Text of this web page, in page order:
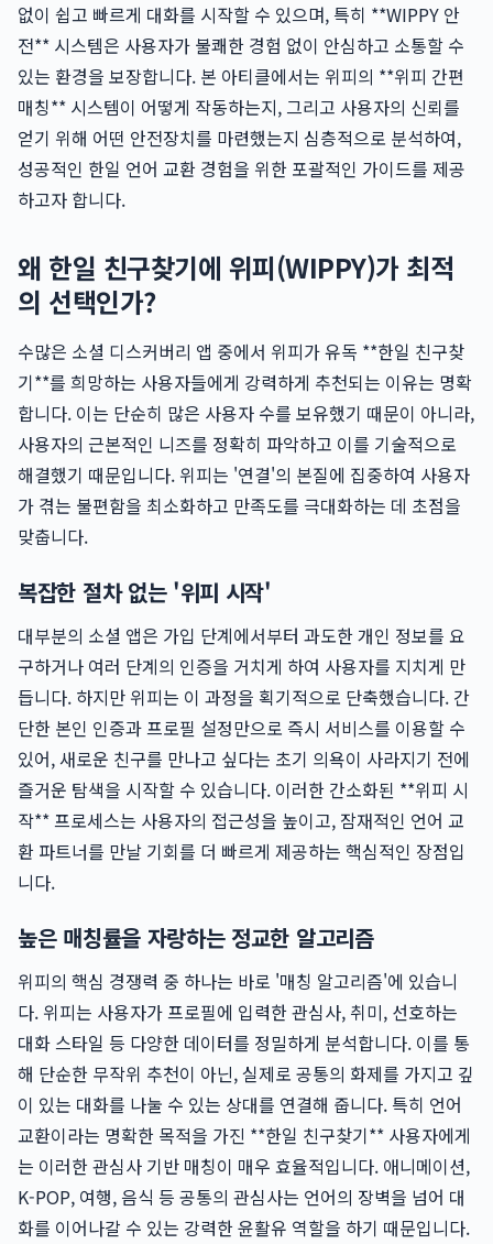
없이 쉽고 빠르게 대화를 시작할 수 있으며, 특히 **WIPPY 안
전** 시스템은 사용자가 불쾌한 경험 없이 안심하고 소통할 수
있는 환경을 보장합니다. 본 아티클에서는 위피의 **위피 간편
매칭** 시스템이 어떻게 작동하는지, 그리고 사용자의 신뢰를
얻기 위해 어떤 안전장치를 마련했는지 심층적으로 분석하여,
성공적인 한일 언어 교환 경험을 위한 포괄적인 가이드를 제공
하고자 합니다.
왜 한일 친구찾기에 위피(WIPPY)가 최적
의 선택인가?
수많은 소셜 디스커버리 앱 중에서 위피가 유독 **한일 친구찾
기**를 희망하는 사용자들에게 강력하게 추천되는 이유는 명확
합니다. 이는 단순히 많은 사용자 수를 보유했기 때문이 아니라,
사용자의 근본적인 니즈를 정확히 파악하고 이를 기술적으로
해결했기 때문입니다. 위피는 '연결'의 본질에 집중하여 사용자
가 겪는 불편함을 최소화하고 만족도를 극대화하는 데 초점을
맞춥니다.
복잡한 절차 없는 '위피 시작'
대부분의 소셜 앱은 가입 단계에서부터 과도한 개인 정보를 요
구하거나 여러 단계의 인증을 거치게 하여 사용자를 지치게 만
듭니다. 하지만 위피는 이 과정을 획기적으로 단축했습니다. 간
단한 본인 인증과 프로필 설정만으로 즉시 서비스를 이용할 수
있어, 새로운 친구를 만나고 싶다는 초기 의욕이 사라지기 전에
즐거운 탐색을 시작할 수 있습니다. 이러한 간소화된 **위피 시
작** 프로세스는 사용자의 접근성을 높이고, 잠재적인 언어 교
환 파트너를 만날 기회를 더 빠르게 제공하는 핵심적인 장점입
니다.
높은 매칭률을 자랑하는 정교한 알고리즘
위피의 핵심 경쟁력 중 하나는 바로 '매칭 알고리즘'에 있습니
다. 위피는 사용자가 프로필에 입력한 관심사, 취미, 선호하는
대화 스타일 등 다양한 데이터를 정밀하게 분석합니다. 이를 통
해 단순한 무작위 추천이 아닌, 실제로 공통의 화제를 가지고 깊
이 있는 대화를 나눌 수 있는 상대를 연결해 줍니다. 특히 언어
교환이라는 명확한 목적을 가진 **한일 친구찾기** 사용자에게
는 이러한 관심사 기반 매칭이 매우 효율적입니다. 애니메이션,
K-POP, 여행, 음식 등 공통의 관심사는 언어의 장벽을 넘어 대
화를 이어나갈 수 있는 강력한 윤활유 역할을 하기 때문입니다.